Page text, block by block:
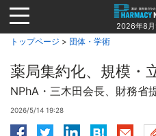
Jump
to
navigation
2026年8月
トップページ > 団体・学術
薬局集約化、規模・
NPhA・三木田会長、財務省
2026/5/14 19:28